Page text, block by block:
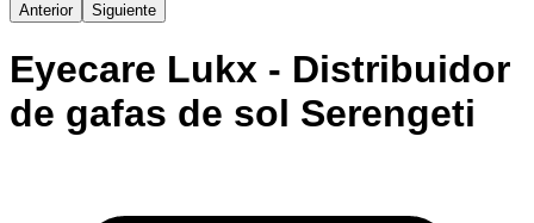
Anterior Siguiente
Eyecare Lukx - Distribuidor
de gafas de sol Serengeti